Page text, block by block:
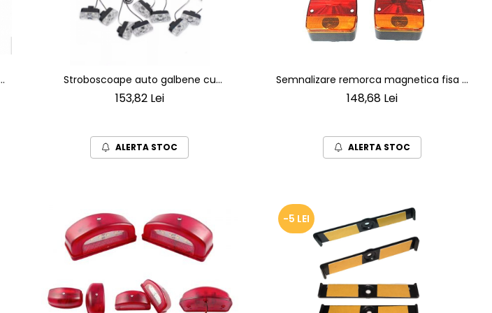
Stroboscoape auto galbene cu
telecomanda 8 segmente cu prindere in
153,82 Lei
ALERTA STOC
Semnalizare remorca magnetica fisa 7
pini, cablu intre stopuri de 2.5m, cablu
148,68 Lei
ALERTA STOC
-5 LEI